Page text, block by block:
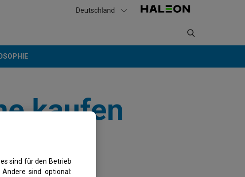
Deutschland
kaufen
sind für den Betrieb
sind optional: